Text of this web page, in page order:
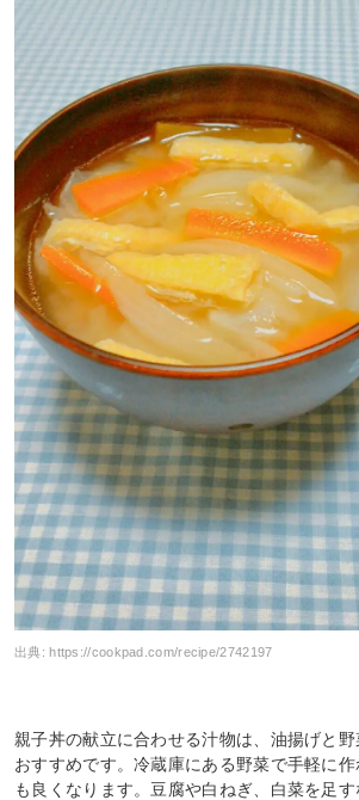
出典:https://cookpad.com/recipe/2742197
親子丼の献立に合わせる汁物は、油揚げと
おすすめです。冷蔵庫にある野菜で手軽に
も良くなります。豆腐や白ねぎ、白菜を足